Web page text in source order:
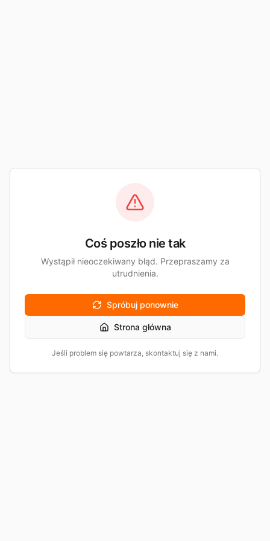
Coś poszło nie tak
Wystąpił nieoczekiwany błąd. Przepraszamy za
utrudnienia.
Spróbuj ponownie
Strona główna
Jeśli problem się powtarza, skontaktuj się z nami.